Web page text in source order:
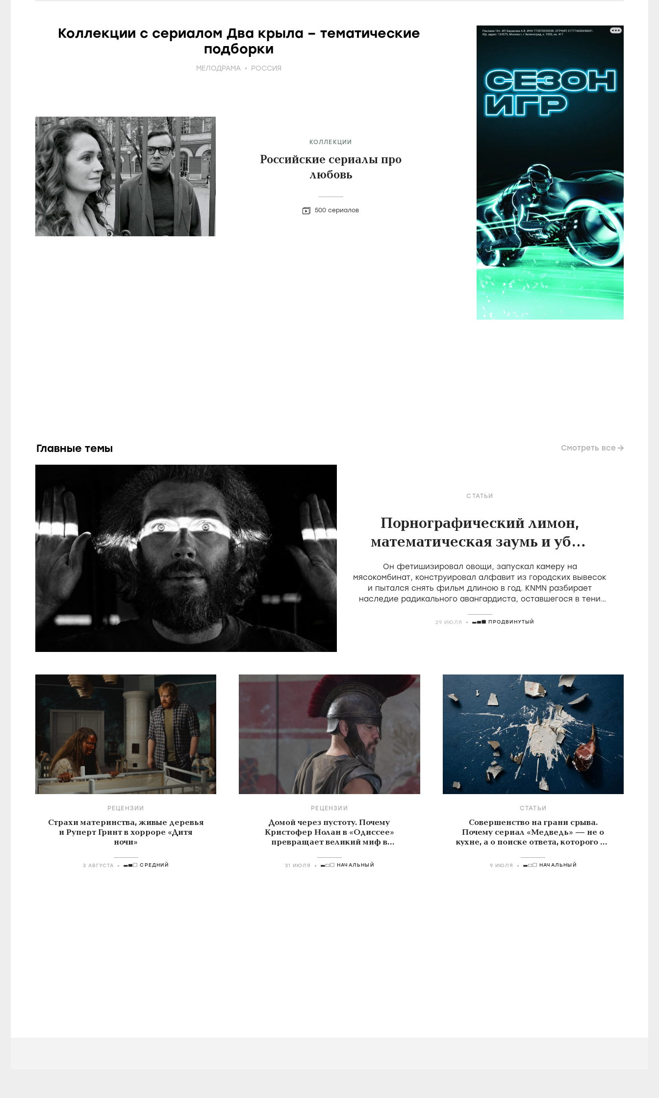
Коллекции с сериалом Два крыла – тематические
подборки
МЕЛОДРАМА РОССИЯ
КОЛЛЕКЦИИ
Российские сериалы про
любовь
500 сериалов
Главные темы Смотреть все
СТАТЬИ
Порнографический лимон,
математическая заумь и убой
скота в фильмах Холлиса
Фрэмптона
Он фетишизировал овощи, запускал камеру на
мясокомбинат, конструировал алфавит из городских вывесок
и пытался снять фильм длиною в год. KNMN разбирает
наследие радикального авангардиста, оставшегося в тени
29 ИЮЛЯ ПРОДВИНУТЫЙ
РЕЦЕНЗИИ
Страхи материнства, живые деревья
и Руперт Гринт в хорроре «Дитя
ночи»
3 АВГУСТА СРЕДНИЙ
РЕЦЕНЗИИ
Домой через пустоту. Почему
Кристофер Нолан в «Одиссее»
превращает великий миф в
31 ИЮЛЯ НАЧАЛЬНЫЙ
СТАТЬИ
Совершенство на грани срыва.
Почему сериал «Медведь» — не о
кухне, а о поиске ответа, которого не
9 ИЮЛЯ НАЧАЛЬНЫЙ